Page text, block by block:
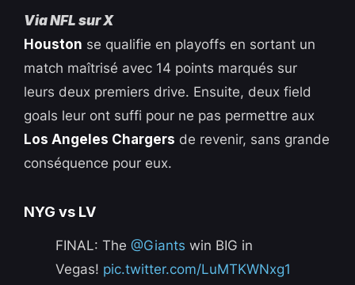
Via NFL sur X
Houston se qualifie en playoffs en sortant un
match maîtrisé avec 14 points marqués sur
leurs deux premiers drive. Ensuite, deux field
goals leur ont suffi pour ne pas permettre aux
Los Angeles Chargers de revenir, sans grande
conséquence pour eux.
NYG vs LV
FINAL: The@Giants win BIG in
Vegas! pic.twitter.com/LuMTKWNxg1